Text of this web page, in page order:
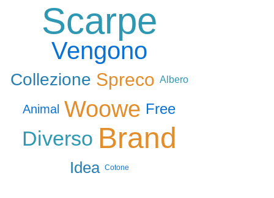
Scarpe
Vengono
Collezione Spreco Albero
Animal Woowe Free
Diverso Brand
Idea Cotone